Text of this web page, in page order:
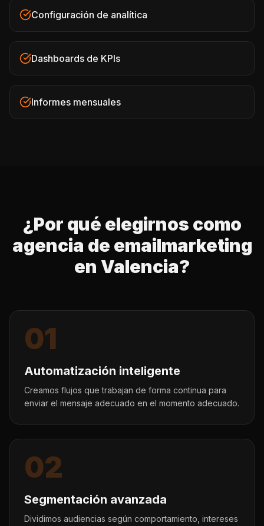
Configuración de analítica
Dashboards de KPIs
Informes mensuales
¿Por qué elegirnos como
agencia de emailmarketing
en Valencia?
01
Automatización inteligente
Creamos flujos que trabajan de forma continua para
enviar el mensaje adecuado en el momento adecuado.
02
Segmentación avanzada
Dividimos audiencias según comportamiento, intereses